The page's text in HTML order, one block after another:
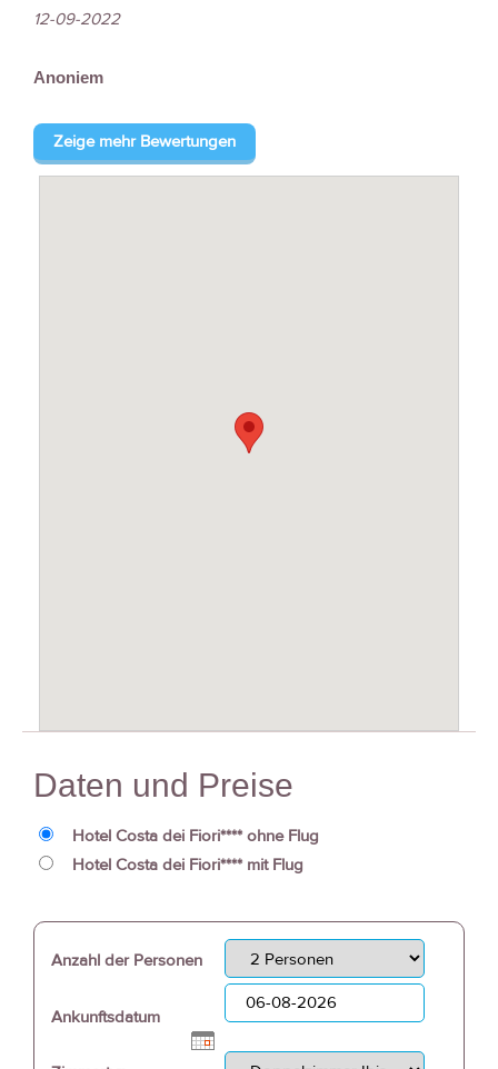
12-09-2022
Anoniem
Zeige mehr Bewertungen
Daten und Preise
Hotel Costa dei Fiori**** ohne Flug
Hotel Costa dei Fiori**** mit Flug
Anzahl der Personen
Ankunftsdatum